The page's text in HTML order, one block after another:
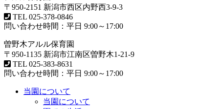
〒950-2151 新潟市西区内野西3-9-3
TEL 025-378-0846
問い合わせ時間：平日 9:00～17:00
曽野木アルル保育園
〒950-1135 新潟市江南区曽野木1-21-9
TEL 025-383-8631
問い合わせ時間：平日 9:00～17:00
当園について
当園について